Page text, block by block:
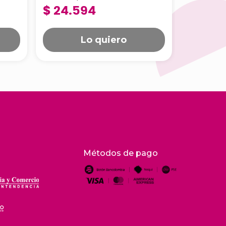
Paquete x 500 Und
D2150101
$ 24.594
Lo quiero
Métodos de pago